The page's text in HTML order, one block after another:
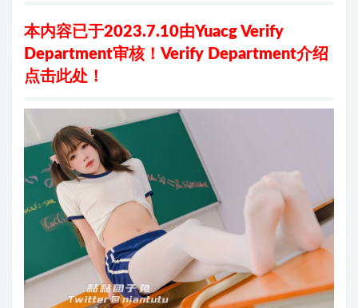
本内容已于2023.7.10由Yuacg Verify
Department审核！ Verify Department介绍
点击此处 ！